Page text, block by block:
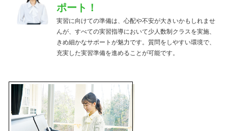
ポート！
実習に向けての準備は、心配や不安が大きいかもしれませ
んが、すべての実習指導において少人数制クラスを実施、
きめ細かなサポートが魅力です。質問をしやすい環境で、
充実した実習準備を進めることが可能です。